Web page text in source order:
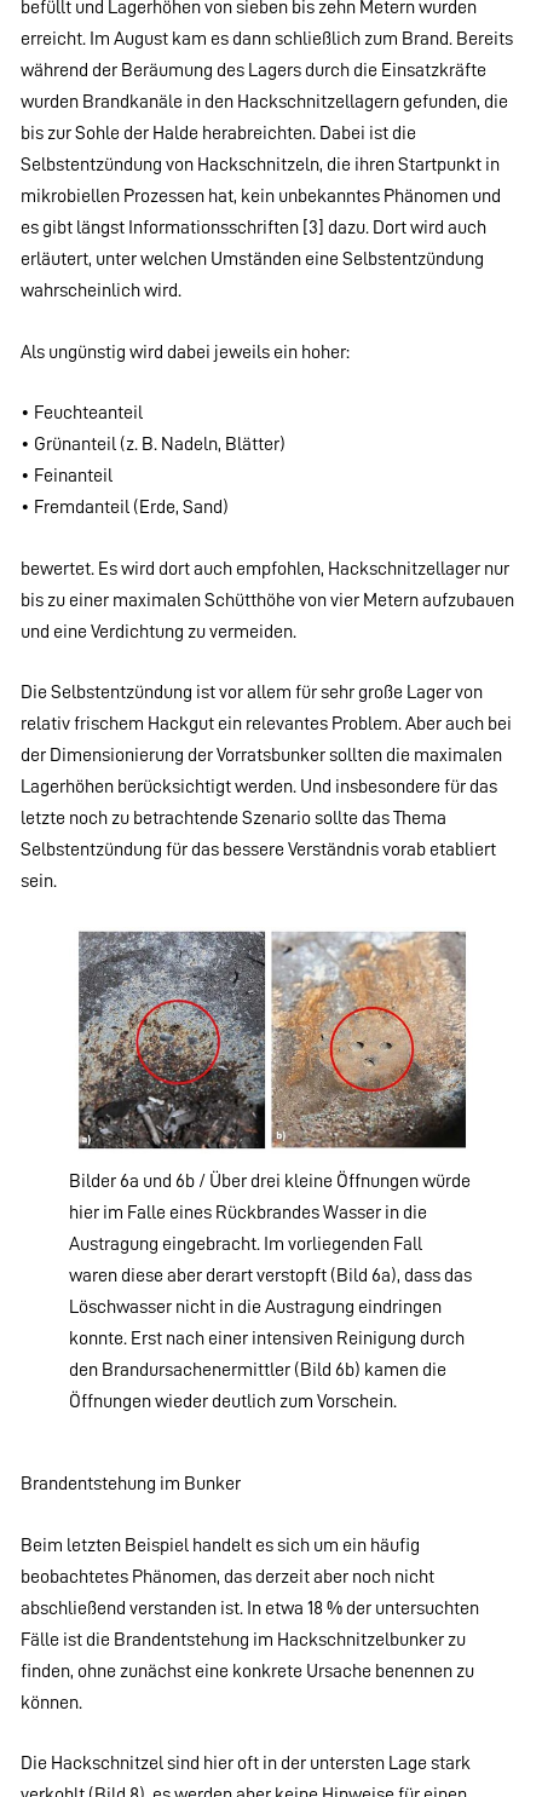
befüllt und Lagerhöhen von sieben bis zehn Metern wurden
erreicht. Im August kam es dann schließlich zum Brand. Bereits
während der Beräumung des Lagers durch die Einsatzkräfte
wurden Brandkanäle in den Hackschnitzellagern gefunden, die
bis zur Sohle der Halde herabreichten. Dabei ist die
Selbstentzündung von Hackschnitzeln, die ihren Startpunkt in
mikrobiellen Prozessen hat, kein unbekanntes Phänomen und
es gibt längst Informationsschriften [3] dazu. Dort wird auch
erläutert, unter welchen Umständen eine Selbstentzündung
wahrscheinlich wird.
Als ungünstig wird dabei jeweils ein hoher:
• Feuchteanteil
• Grünanteil (z. B. Nadeln, Blätter)
• Feinanteil
• Fremdanteil (Erde, Sand)
bewertet. Es wird dort auch empfohlen, Hackschnitzellager nur
bis zu einer maximalen Schütthöhe von vier Metern aufzubauen
und eine Verdichtung zu vermeiden.
Die Selbstentzündung ist vor allem für sehr große Lager von
relativ frischem Hackgut ein relevantes Problem. Aber auch bei
der Dimensionierung der Vorratsbunker sollten die maximalen
Lagerhöhen berücksichtigt werden. Und insbesondere für das
letzte noch zu betrachtende Szenario sollte das Thema
Selbstentzündung für das bessere Verständnis vorab etabliert
sein.
Bilder 6a und 6b / Über drei kleine Öffnungen würde
hier im Falle eines Rückbrandes Wasser in die
Austragung eingebracht. Im vorliegenden Fall
waren diese aber derart verstopft (Bild 6a), dass das
Löschwasser nicht in die Austragung eindringen
konnte. Erst nach einer intensiven Reinigung durch
den Brandursachenermittler (Bild 6b) kamen die
Öffnungen wieder deutlich zum Vorschein.
Brandentstehung im Bunker
Beim letzten Beispiel handelt es sich um ein häufig
beobachtetes Phänomen, das derzeit aber noch nicht
abschließend verstanden ist. In etwa 18 % der untersuchten
Fälle ist die Brandentstehung im Hackschnitzelbunker zu
finden, ohne zunächst eine konkrete Ursache benennen zu
können.
Die Hackschnitzel sind hier oft in der untersten Lage stark